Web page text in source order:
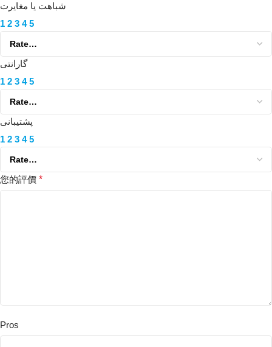
شباهت یا مغایرت
1 2 3 4 5
گارانتی
1 2 3 4 5
پشتیبانی
1 2 3 4 5
您的評價 *
Pros